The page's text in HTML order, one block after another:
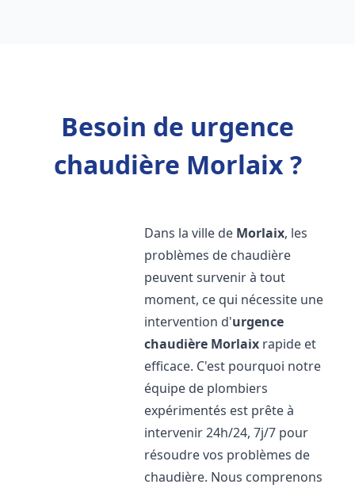
Besoin de urgence
chaudière Morlaix ?
Dans la ville de Morlaix, les
problèmes de chaudière
peuvent survenir à tout
moment, ce qui nécessite une
intervention d'urgence
chaudière Morlaix rapide et
efficace. C'est pourquoi notre
équipe de plombiers
expérimentés est prête à
intervenir 24h/24, 7j/7 pour
résoudre vos problèmes de
chaudière. Nous comprenons